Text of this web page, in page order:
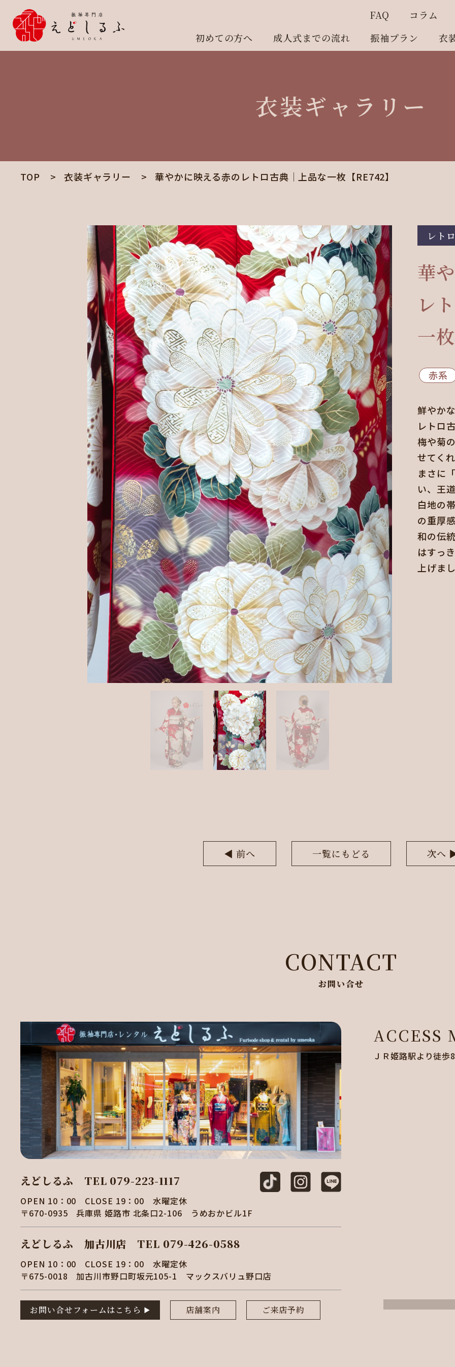
FAQ
コラム
初めての方へ
成人式までの流れ 振袖プラン 衣
衣装ギャラリー
TOP 衣装ギャラリー 華やかに映える赤のレトロ古典｜上品な一枚【RE742】
レト
華
レ
一
赤系
鮮やか
レトロ
梅や菊
せてく
まさに
い、王
白地の
の重厚
和の伝
はすっ
上げま
◀︎ 前へ 一覧にもどる 次へ
CONTACT
お問い合せ
えどしるふ TEL 079-223-1117
OPEN 10：00 CLOSE 19：00 水曜定休
〒670-0935兵庫県 姫路市 北条口2-106 うめおかビル1F
えどしるふ 加古川店 TEL 079-426-0588
OPEN 10：00 CLOSE 19：00 水曜定休
〒675-0018加古川市野口町坂元105-1 マックスバリュ野口店
お問い合せフォームはこちら 店舗案内 ご来店予約
ＪＲ姫路駅より徒歩